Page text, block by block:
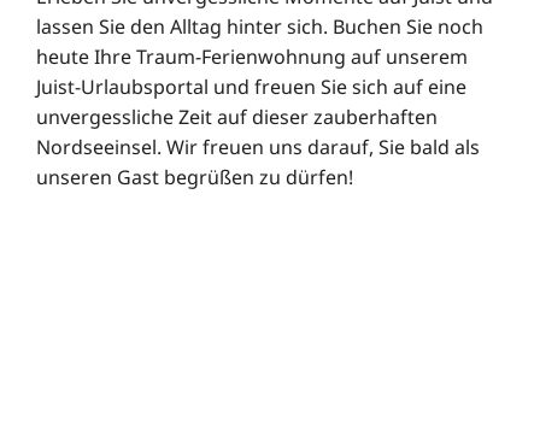
lassen Sie den Alltag hinter sich. Buchen Sie noch
heute Ihre Traum-Ferienwohnung auf unserem
Juist-Urlaubsportal und freuen Sie sich auf eine
unvergessliche Zeit auf dieser zauberhaften
Nordseeinsel. Wir freuen uns darauf, Sie bald als
unseren Gast begrüßen zu dürfen!